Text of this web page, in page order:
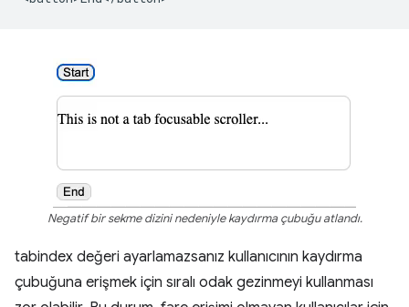
Negatif bir sekme dizini nedeniyle kaydırma çubuğu atlandı.
tabindex değeri ayarlamazsanız kullanıcının kaydırma
çubuğuna erişmek için sıralı odak gezinmeyi kullanması